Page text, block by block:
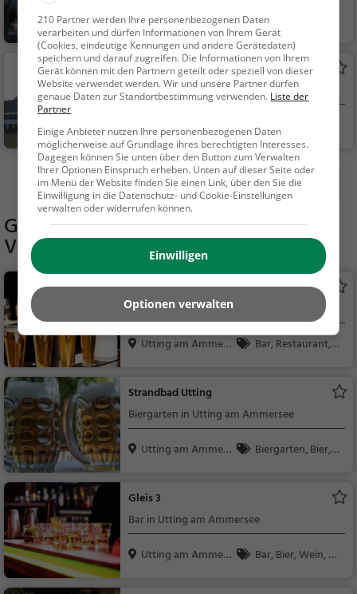
Herrsching am Am
mers...
Familie & Kinder,
Natur
Schloss Mühlfeld
Adelssitz in Herrsching am Ammersee
Herrsching am Am
mers...
Familie & Kinder,
Sehenswürdigkeit
Mehr Aktivitäten in Utting am Ammersee finden
Gaststätten in der Nähe vonDie
Veranda - Minigolf am Ammersee
Die Jolle
Bar in Utting am Ammersee
Utting am Ammers
Bar, Restaurant, B
Strandbad Utting
Biergarten in Utting am Ammersee
Utting am Ammers
Biergarten, Bier, S
utsch, Mittagessen, R
Gleis 3
Bar in Utting am Ammersee
Utting am Ammers
Bar, Bier, Wein, Sn
210 Partner werden Ihre personenbezogenen Daten
verarbeiten und dürfen Informationen von Ihrem Gerät
(Cookies, eindeutige Kennungen und andere Gerätedaten)
speichern und darauf zugreifen. Die Informationen von Ihrem
Gerät können mit den Partnern geteilt oder speziell von dieser
Website verwendet werden. Wir und unsere Partner dürfen
genaue Daten zur Standortbestimmung verwenden. Liste der
Partner
Einige Anbieter nutzen Ihre personenbezogenen Daten
möglicherweise auf Grundlage ihres berechtigten Interesses.
Dagegen können Sie unten über den Button zum Verwalten
Ihrer Optionen Einspruch erheben. Unten auf dieser Seite oder
im Menü der Website finden Sie einen Link, über den Sie die
Einwilligung in die Datenschutz- und Cookie-Einstellungen
verwalten oder widerrufen können.
Einwilligen
Optionen verwalten